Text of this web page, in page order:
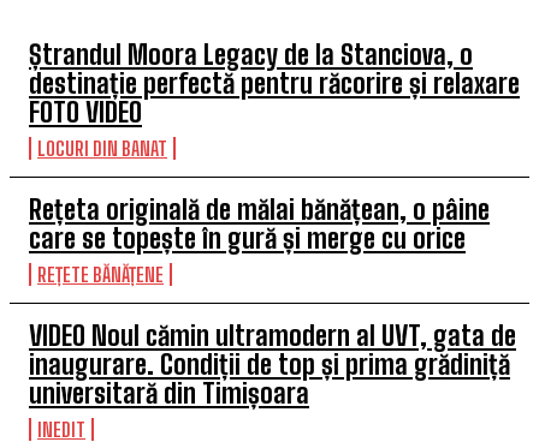
Ștrandul Moora Legacy de la Stanciova, o
destinație perfectă pentru răcorire și relaxare
FOTO VIDEO
LOCURI DIN BANAT
Rețeta originală de mălai bănățean, o pâine
care se topește în gură și merge cu orice
REȚETE BĂNĂȚENE
VIDEO Noul cămin ultramodern al UVT, gata de
inaugurare. Condiții de top și prima grădiniță
universitară din Timișoara
INEDIT